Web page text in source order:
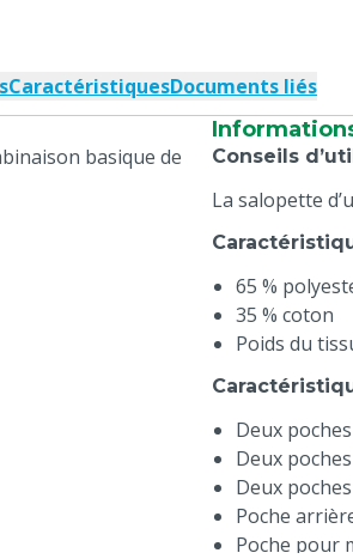
CaractéristiquesDocuments liés
basique de
Conseils
La salopette
65 %
35 % coton
Poids du
Deux
Deux
Deux
Poche
Poche pour